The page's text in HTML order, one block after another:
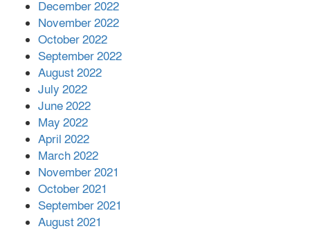
December 2022
November 2022
October 2022
September 2022
August 2022
July 2022
June 2022
May 2022
April 2022
March 2022
November 2021
October 2021
September 2021
August 2021